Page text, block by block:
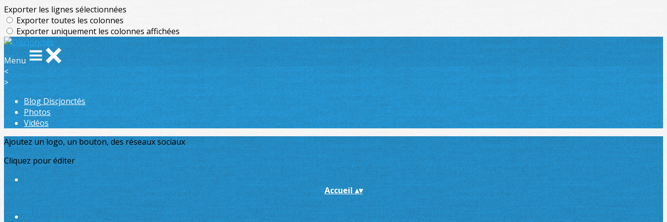
Exporter les lignes sélectionnées
Exporter toutes les colonnes
Exporter uniquement les colonnes affichées
Menu
<
>
Blog Discjonctés
Photos
Vidéos
Ajoutez un logo, un bouton, des réseaux sociaux
Cliquez pour éditer
Accueil▴▾